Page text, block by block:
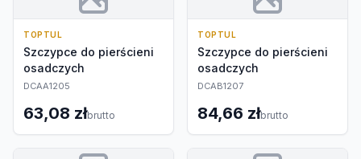
TOPTUL
Szczypce do pierścieni
osadczych
DCAA1205
63,08 złbrutto
TOPTUL
Szczypce do pierścieni
osadczych
DCAB1207
84,66 złbrutto